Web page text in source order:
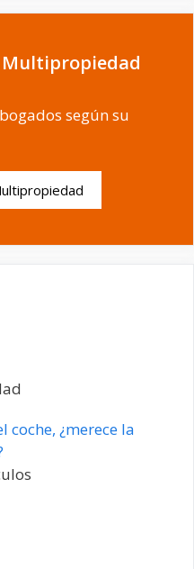
Multipropiedad
según su
coche, ¿merece la